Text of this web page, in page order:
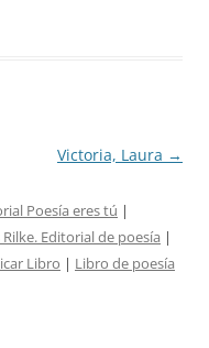
Victoria, Laura →
Poesía eres tú |
Editorial de poesía |
Libro | Libro de poesía